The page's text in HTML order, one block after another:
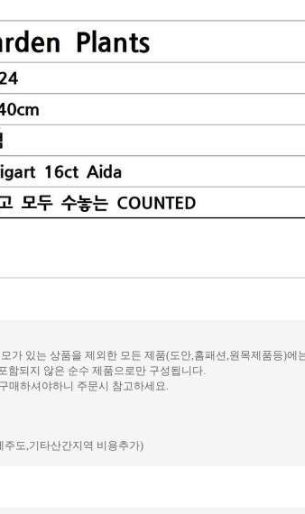
가 있는 상품을 제외한 모든 제품(도안,홈패션,원목제품등)에
함되지 않은 순수 제품으로만 구성됩니다.
매하셔야하니 주문시 참고하세요.
도,기타산간지역 비용추가)